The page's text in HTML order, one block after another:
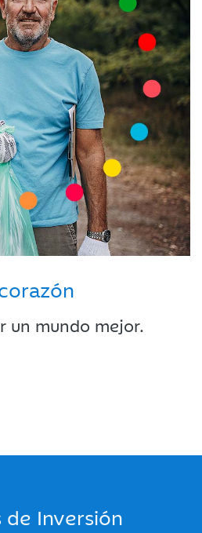
un mundo mejor.
de Inversión